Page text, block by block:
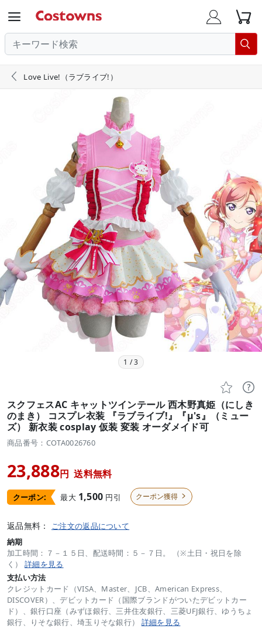
  

 Love Live!（ラブライブ!）
1 /3
 
スクフェスAC キャットツインテール 西木野真姫（にしき
のまき） コスプレ衣装 『ラブライブ!』『μ's』（ミュー
ズ） 新衣装 cosplay 仮装 変装 オーダメイド可
商品番号：COTA0026760
23,888円 送料無料
クーポン: 最大 1,500 円引 クーポン獲得 
返品無料： ご注文の返品について
納期
加工時間：７－１５日、配送時間：５－７日。 （※土日・祝日を除
く） 詳細を見る
支払い方法
クレジットカード（VISA、Master、JCB、American Express、
DISCOVER）、デビットカード（国際ブランドがついたデビットカー
ド）、銀行口座（みずほ銀行、三井住友銀行、三菱UFJ銀行、ゆうちょ
銀行、りそな銀行、埼玉りそな銀行） 詳細を見る